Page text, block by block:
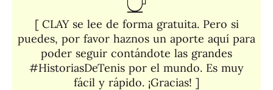
[ CLAY se lee de forma gratuita. Pero si
puedes, por favor haznos un aporte aquí para
poder seguir contándote las grandes
#HistoriasDeTenis por el mundo. Es muy
fácil y rápido. ¡Gracias! ]​